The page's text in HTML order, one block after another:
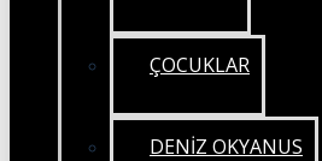
ÇOCUKLAR
DENİZ OKYANUS